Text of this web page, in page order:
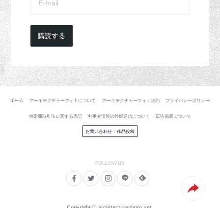
購読する
ホーム アーキテクチャーフォトについて アーキテクチャーフォト規約 プライバシーポリシー
特定商取引法に関する表記 利用者情報の外部送信について 広告掲載について
お問い合わせ / 作品投稿